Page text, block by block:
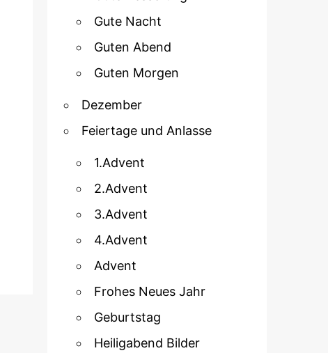
Gute Nacht
Guten Abend
Guten Morgen
Dezember
Feiertage und Anlasse
1.Advent
2.Advent
3.Advent
4.Advent
Advent
Frohes Neues Jahr
Geburtstag
Heiligabend Bilder